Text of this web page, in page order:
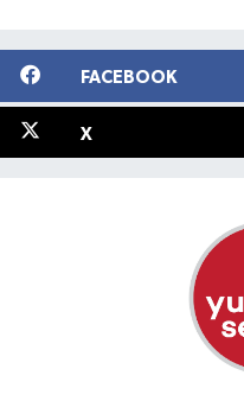
FACEBOOK
X